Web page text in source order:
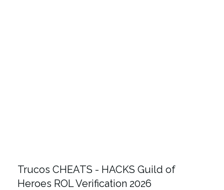
Trucos CHEATS - HACKS Guild of
Heroes ROL Verification 2026